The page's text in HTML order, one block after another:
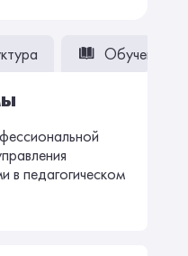
Обучение
в педагогическом